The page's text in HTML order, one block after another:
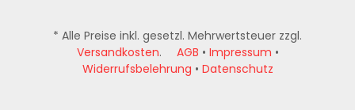
* Alle Preise inkl. gesetzl. Mehrwertsteuer zzgl.
Versandkosten. AGB • Impressum •
Widerrufsbelehrung • Datenschutz